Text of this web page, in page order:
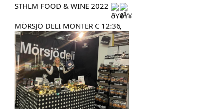
STHLM FOOD & WINE 2022
MÖRSJÖ DELI MONTER C 12:36